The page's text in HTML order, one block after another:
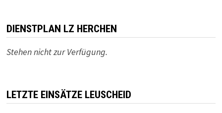
DIENSTPLAN LZ HERCHEN
Stehen nicht zur Verfügung.
LETZTE EINSÄTZE LEUSCHEID